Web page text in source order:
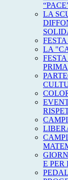
LA
LA
E PER